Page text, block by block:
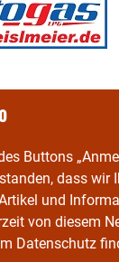
Buttons
dass wir
und
von diesem
Datenschutz